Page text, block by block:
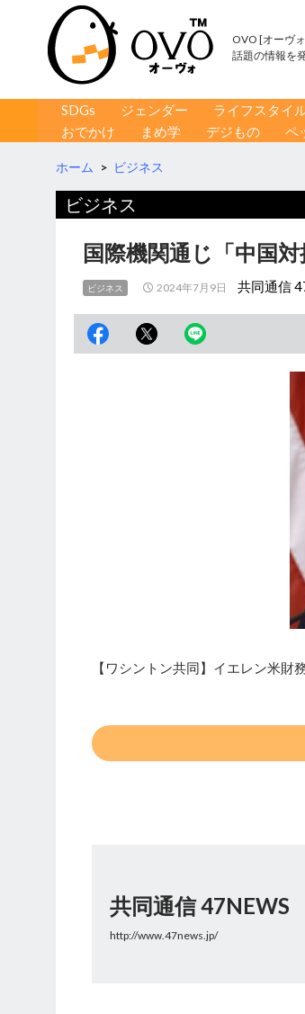
OVO [オーヴ
話題の情報を
コンテンツへ移動
SDGs ジェンダー ライフスタイ
おでかけ
まめ学 デジもの ペ
ホーム > ビジネス
ビジネス
国際機関通じ「中国
ビジネス 2024年7月9日 共同通信
【ワシントン共同】イエレン米
共同通信 47NEWS
http://www.47news.jp/